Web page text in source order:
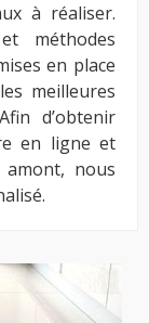
à réaliser.
méthodes
en place
meilleures
d’obtenir
en ligne et
amont, nous